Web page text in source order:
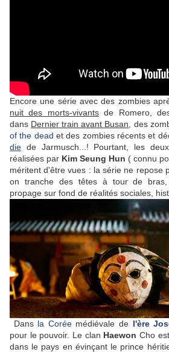
Encore une série avec des zombies
nuit des morts-vivantsde Romero,
dans Dernier train avant Busan , des
of the dead et des zombies récents et
die de Jarmusch...! Pourtant, les
réalisées par Kim Seung Hun ( connu
méritent d'être vues : la série ne repose
on tranche des têtes à tour de
propage sur fond de réalités sociales,
Dans la Corée médiévale de l'ère
pour le pouvoir. Le clan Haewon Cho
dans le pays en évinçant le prince